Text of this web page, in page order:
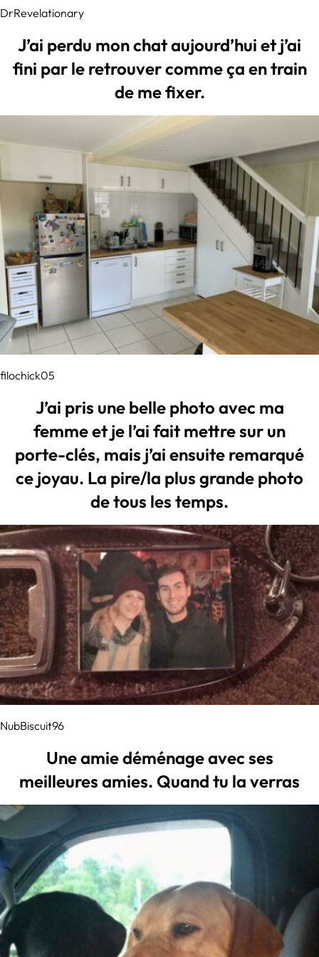
DrRevelationary
J’ai perdu mon chat aujourd’hui et j’ai
fini par le retrouver comme ça en train
de me fixer.
filochick05
J’ai pris une belle photo avec ma
femme et je l’ai fait mettre sur un
porte-clés, mais j’ai ensuite remarqué
ce joyau. La pire/la plus grande photo
de tous les temps.
NubBiscuit96
Une amie déménage avec ses
meilleures amies. Quand tu la verras